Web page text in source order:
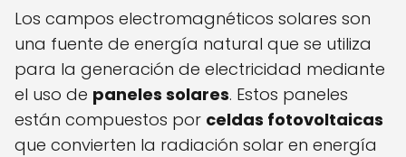
Los campos electromagnéticos solares son
una fuente de energía natural que se utiliza
para la generación de electricidad mediante
el uso de paneles solares. Estos paneles
están compuestos por celdas fotovoltaicas
que convierten la radiación solar en energía